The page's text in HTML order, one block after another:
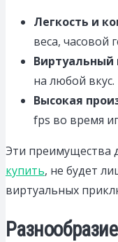
Легкость и
веса, часовой
Виртуальный
на любой вкус.
Высокая
fps во время
Эти преимущества
купить, не будет
виртуальных